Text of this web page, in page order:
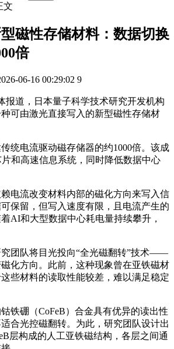
文
磁性存储材料：数据切换
倍
06-16 00:29:02 9
报道，日本量子科学技术研究开发机构
可由激光直接写入的新型磁性存储材
统电流驱动磁存储器的约1000倍。该成
和高速信息系统，同时降低数据中心
电流改变材料内部的磁化方向来写入信
保留，但写入速度有限，且电流产生的
AI和大型数据中心耗电量持续攀升，
究团队将目光投向“全光磁翻转”技术——
化方向。此前，这种现象曾在亚铁磁材
些材料的读取性能较差，难以满足稳定
铁硼（CoFeB）合金具有优异的读出性
合光控磁翻转。为此，研究团队设计出
层构成的人工亚铁磁结构，各层之间通